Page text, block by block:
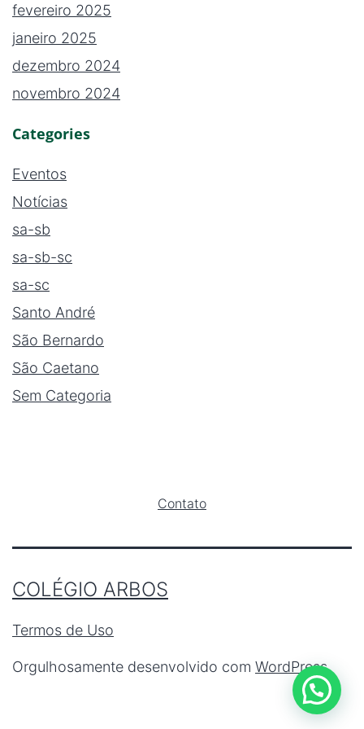
fevereiro 2025
janeiro 2025
dezembro 2024
novembro 2024
Categories
Eventos
Notícias
sa-sb
sa-sb-sc
sa-sc
Santo André
São Bernardo
São Caetano
Sem Categoria
Contato
COLÉGIO ARBOS
Termos de Uso
Orgulhosamente desenvolvido com WordPress.